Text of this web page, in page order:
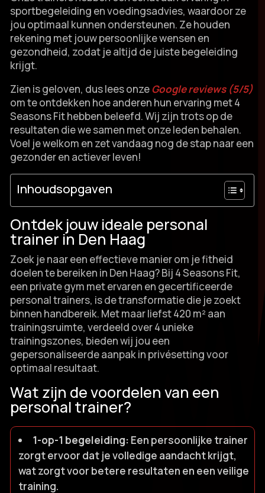
sportbegeleiding en voedingsadvies, waardoor ze
jou optimaal kunnen ondersteunen.​ Ze houden
rekening met jouw persoonlijke wensen en
gezondheid, zodat je altijd de juiste begeleiding
krijgt.​
Zien is geloven, dus lees onzeGoogle reviews (5/5)
om te ontdekken hoe anderen hun ervaring met 4
Seasons Fit hebben beleefd.​ Wij zijn trots op de
resultaten die we samen met onze leden behalen.​
Voel je welkom en zet vandaag nog de stap naar een
gezonder en actiever leven!
Inhoudsopgaven
Ontdek jouw ideale personal
trainer in Den Haag
Zoek je naar een effectieve manier om je fitheid
doelen te bereiken in Den Haag? Bij 4 Seasons Fit,
een private gym met ervaren en gecertificeerde
personal trainers, is de transformatie die je zoekt
binnen handbereik.​ Met maar liefst 420 m² aan
trainingsruimte, verdeeld over 4 unieke
trainingszones, bieden wij jou een
gepersonaliseerde aanpak in privésetting voor
optimaal resultaat.​
Wat zijn de voordelen van een
personal trainer?
1-op-1 begeleiding: Een persoonlijke trainer
zorgt ervoor dat je volledige aandacht krijgt,
wat zorgt voor betere resultaten en een veilige
training.​